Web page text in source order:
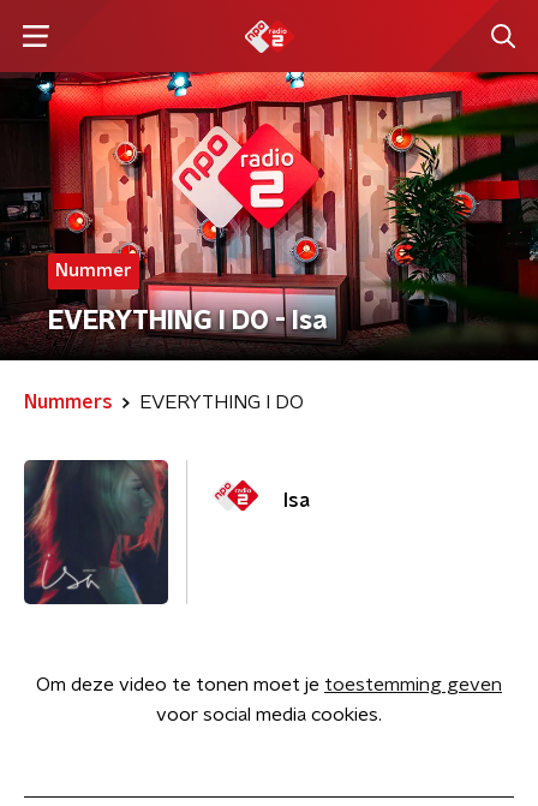
Nummer
EVERYTHING I DO - Isa
Nummers EVERYTHING I DO
Isa
Om deze video te tonen moet je toestemming geven
voor social media cookies.